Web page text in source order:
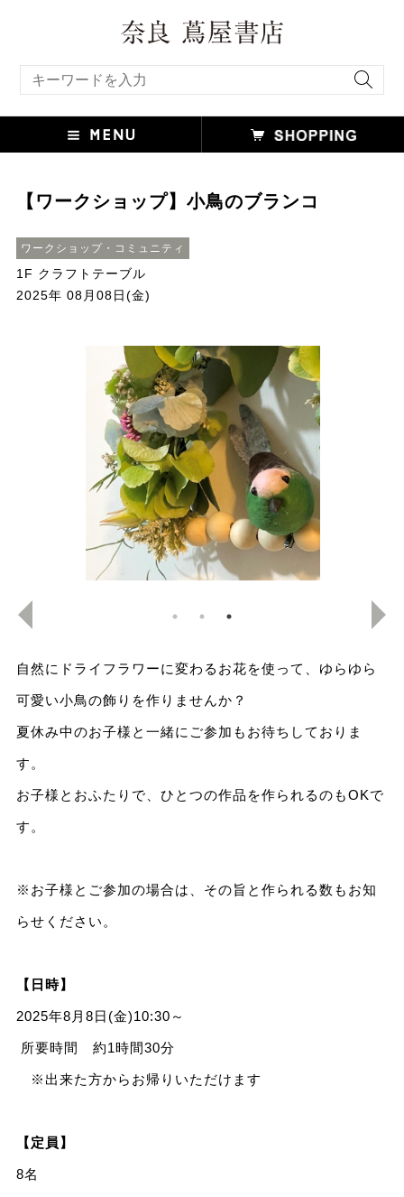
【ワークショップ】小鳥のブランコ
ワークショップ・コミュニティ
1F クラフトテーブル
2025年 08月08日(金)
自然にドライフラワーに変わるお花を使って、ゆらゆら
可愛い小鳥の飾りを作りませんか？
夏休み中のお子様と一緒にご参加もお待ちしておりま
す。
お子様とおふたりで、ひとつの作品を作られるのもOKで
す。
※お子様とご参加の場合は、その旨と作られる数もお知
らせください。
【日時】
2025年8月8日(金)10:30～
所要時間 約1時間30分
※出来た方からお帰りいただけます
【定員】
8名